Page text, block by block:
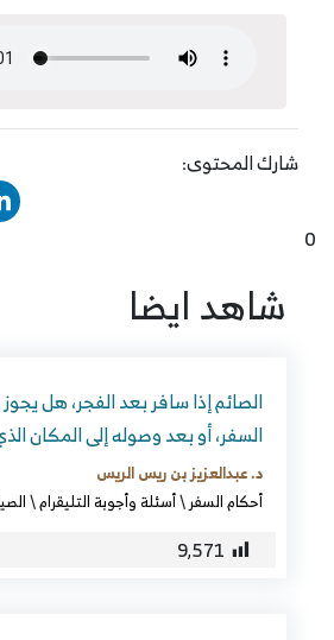
شارك المحتوى:
0
شاهد ايضا
الصائم إذا سافر بعد الفجر، هل
السفر، أو بعد وصوله إلى المكان
د. عبدالعزيز بن ريس الريس
أحكام السفر\أسئلة وأجوبة التليقرام\
9٬571